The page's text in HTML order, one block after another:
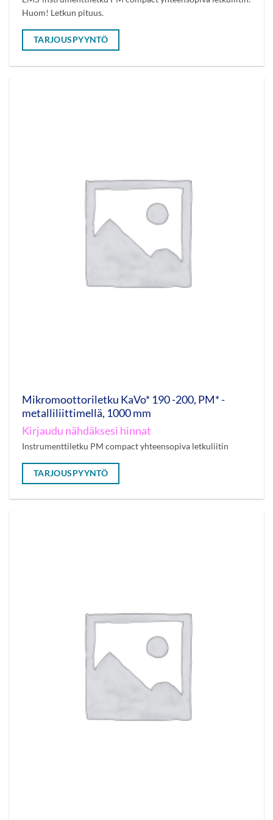
Huom! Letkun pituus.
TARJOUSPYYNTÖ
Mikromoottoriletku KaVo* 190 -200, PM* -
metalliliittimellä, 1000 mm
Kirjaudu nähdäksesi hinnat
Instrumenttiletku PM compact yhteensopiva letkuliitin
TARJOUSPYYNTÖ